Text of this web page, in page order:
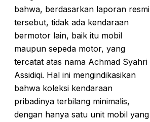
bahwa, berdasarkan laporan resmi
tersebut, tidak ada kendaraan
bermotor lain, baik itu mobil
maupun sepeda motor, yang
tercatat atas nama Achmad Syahri
Assidiqi. Hal ini mengindikasikan
bahwa koleksi kendaraan
pribadinya terbilang minimalis,
dengan hanya satu unit mobil yang